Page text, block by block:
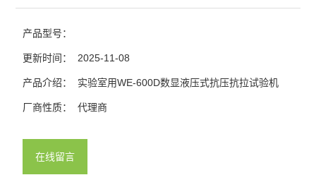
产品型号：
更新时间： 2025-11-08
产品介绍： 实验室用WE-600D数显液压式抗压抗拉试验机
厂商性质： 代理商
在线留言